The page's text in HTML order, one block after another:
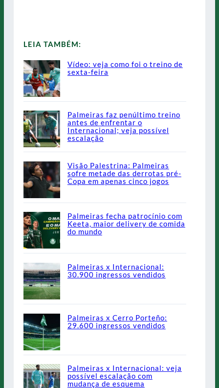
LEIA TAMBÉM:
Vídeo: veja como foi o treino de
sexta-feira
Palmeiras faz penúltimo treino
antes de enfrentar o
Internacional; veja possível
escalação
Visão Palestrina: Palmeiras
sofre metade das derrotas pré-
Copa em apenas cinco jogos
Palmeiras fecha patrocínio com
Keeta, maior delivery de comida
do mundo
Palmeiras x Internacional:
30.900 ingressos vendidos
Palmeiras x Cerro Porteño:
29.600 ingressos vendidos
Palmeiras x Internacional: veja
possível escalação com
mudança de esquema